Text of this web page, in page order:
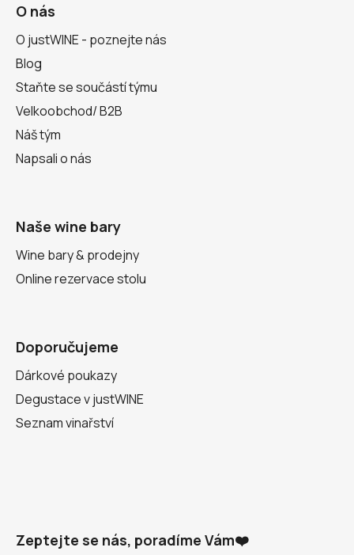
O nás
O justWINE - poznejte nás
Blog
Staňte se součástí týmu
Velkoobchod/ B2B
Náš tým
Napsali o nás
Naše wine bary
Wine bary & prodejny
Online rezervace stolu
Doporučujeme
Dárkové poukazy
Degustace v justWINE
Seznam vinařství
Zeptejte se nás, poradíme Vám❤️